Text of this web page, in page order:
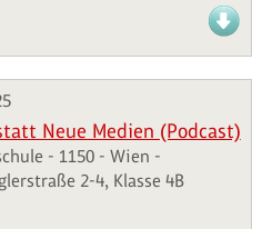
Neue Medien (Podcast)
- 1150 - Wien -
2-4, Klasse 4B